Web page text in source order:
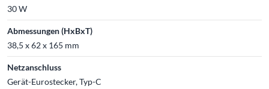
30 W
Abmessungen (HxBxT)
38,5 x 62 x 165 mm
Netzanschluss
Gerät-Eurostecker, Typ-C